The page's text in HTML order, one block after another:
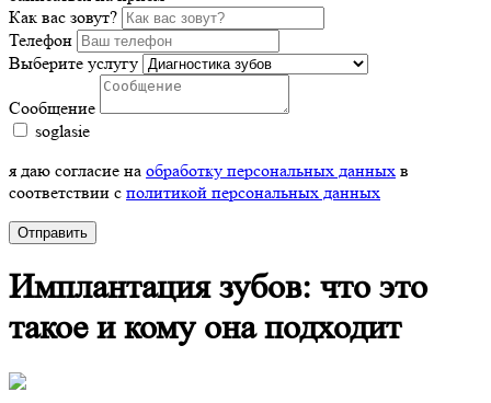
Как вас зовут?
Телефон
Выберите услугу
Сообщение
soglasie
я даю согласие на обработку персональных данных в
соответствии с политикой персональных данных
Отправить
Имплантация зубов: что это
такое и кому она подходит